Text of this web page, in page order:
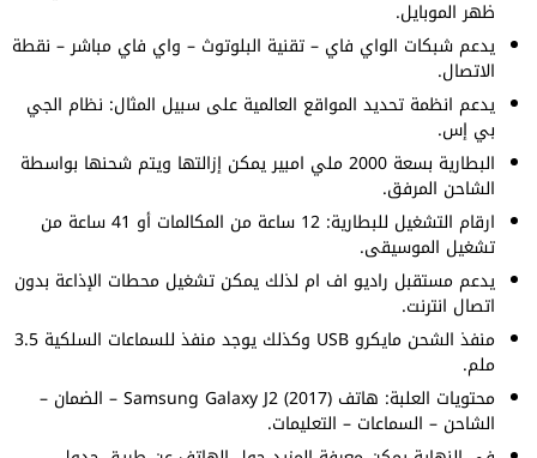
ظهر الموبايل.
يدعم شبكات الواي فاي – تقنية البلوتوث – واي فاي مباشر – نقطة
الاتصال.
يدعم انظمة تحديد المواقع العالمية على سبيل المثال: نظام الجي
بي إس.
البطارية بسعة 2000 ملي امبير يمكن إزالتها ويتم شحنها بواسطة
الشاحن المرفق.
ارقام التشغيل للبطارية: 12 ساعة من المكالمات أو 41 ساعة من
تشغيل الموسيقى.
يدعم مستقبل راديو اف ام لذلك يمكن تشغيل محطات الإذاعة بدون
اتصال انترنت.
منفذ الشحن مايكرو USB وكذلك يوجد منفذ للسماعات السلكية 3.5
ملم.
محتويات العلبة: هاتف Samsung Galaxy J2 (2017) – الضمان –
الشاحن – السماعات – التعليمات.